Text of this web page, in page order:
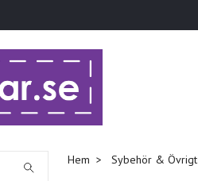
Hem Sybehör & Övrigt